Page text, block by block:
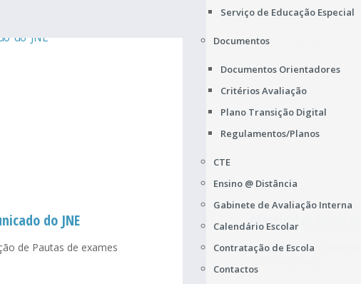
Serviço de Educação Especial
Documentos
Documentos Orientadores
Critérios Avaliação
Plano Transição Digital
Regulamentos/Planos
CTE
Ensino @ Distância
Gabinete de Avaliação Interna
Calendário Escolar
Contratação de Escola
Contactos
do JNE
de Pautas de exames
Matrículas 2026/
Horário de